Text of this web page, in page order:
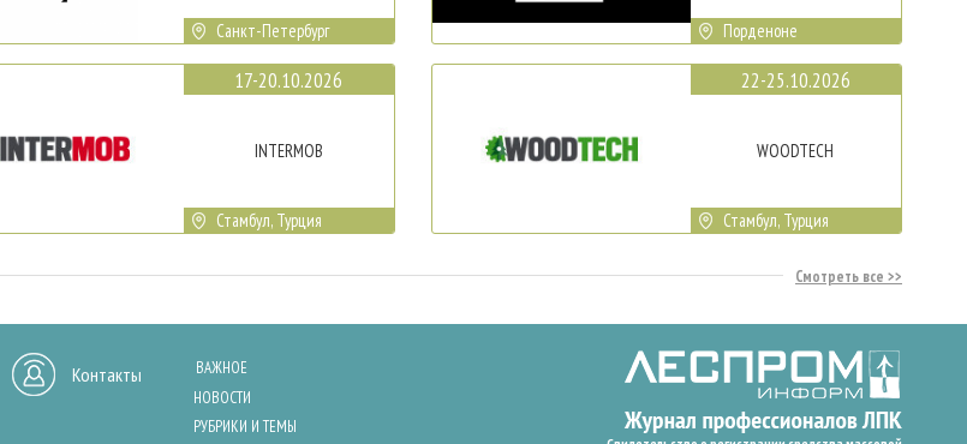
Санкт-Петербург
17-20.10.2026
INTERMOB
Стамбул, Турция
Порденоне
22-25.10.2026
WOODTECH
Стамбул, Турция
Смотреть все
Контакты
ВАЖНОЕ
НОВОСТИ
РУБРИКИ И ТЕМЫ